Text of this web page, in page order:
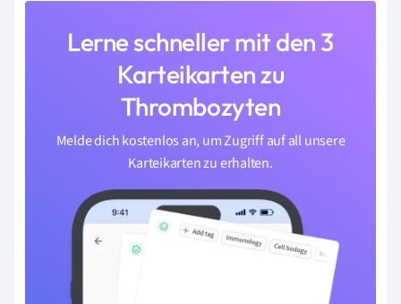
Lerne schneller mit den 3
Karteikarten zu
Thrombozyten
Melde dich kostenlos an, um Zugriff auf all unsere
Karteikarten zu erhalten.